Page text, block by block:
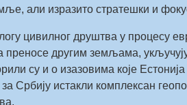
али изразито стратешки и
цивилног друштва у процесу
преносе другим земљама,
су и о изазовима које
Србију истакли комплексан